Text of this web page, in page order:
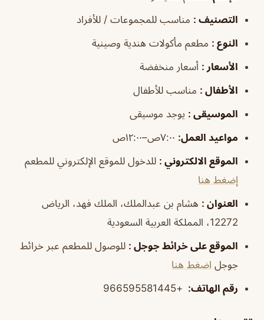
التصنيف : مناسب للمجموعات / للأفراد
النوع : مطعم مأكولات هندية وصينية
الأسعار : أسعار منخفضة
الأطفال : مناسب للأطفال
الموسيقى : يوجد موسيقى
مواعيد العمل:
الموقع الالكتروني : للدخول للموقع الإلكتروني للمطعم
إضغط هنا
العنوان : هشام بن عبدالملك، الملك فهد، الرياض
12272، المملكة العربية السعودية
الموقع على خرائط جوجل : للوصول للمطعم عبر خرائط
جوجل اضغط هنا
رقم الهاتف:
+966595581445